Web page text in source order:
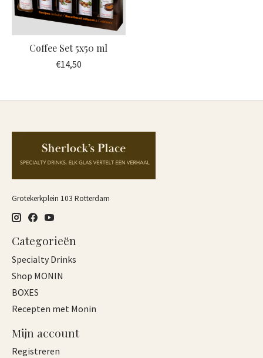
Coffee Set 5x50 ml
€14,50
Grotekerkplein 103 Rotterdam
Categorieën
Specialty Drinks
Shop MONIN
BOXES
Recepten met Monin
Mijn account
Registreren